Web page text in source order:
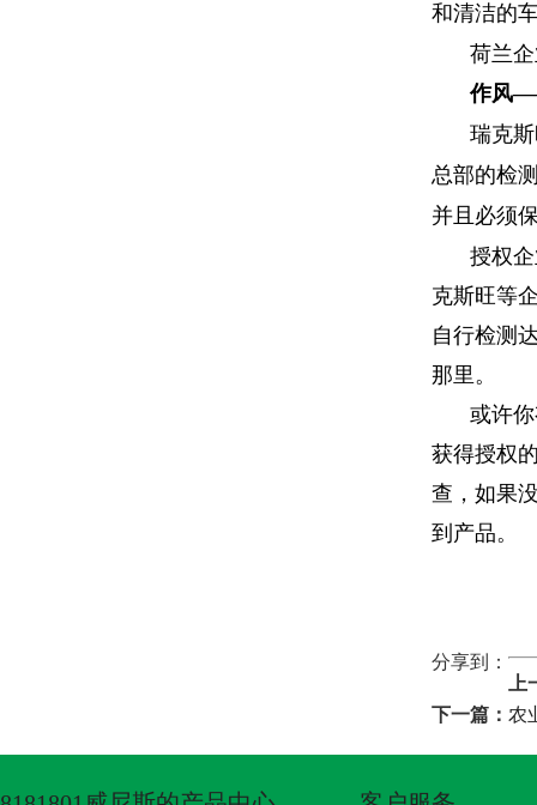
和清洁的
荷兰
作风
瑞克
总部的检
并且必须
授权
克斯旺等
自行检测
那里。
或许
获得授权
查，如果
到产品。
分享到：
下一篇： 农